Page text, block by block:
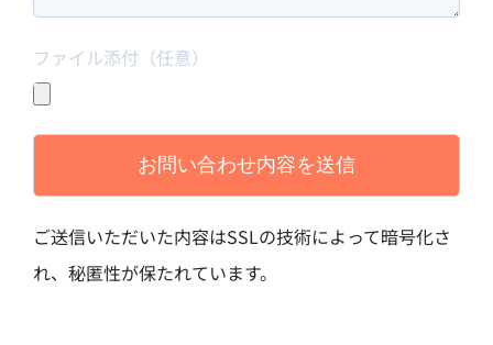
ファイル添付（任意）
ご送信いただいた内容はSSLの技術によって暗号化さ
れ、秘匿性が保たれています。